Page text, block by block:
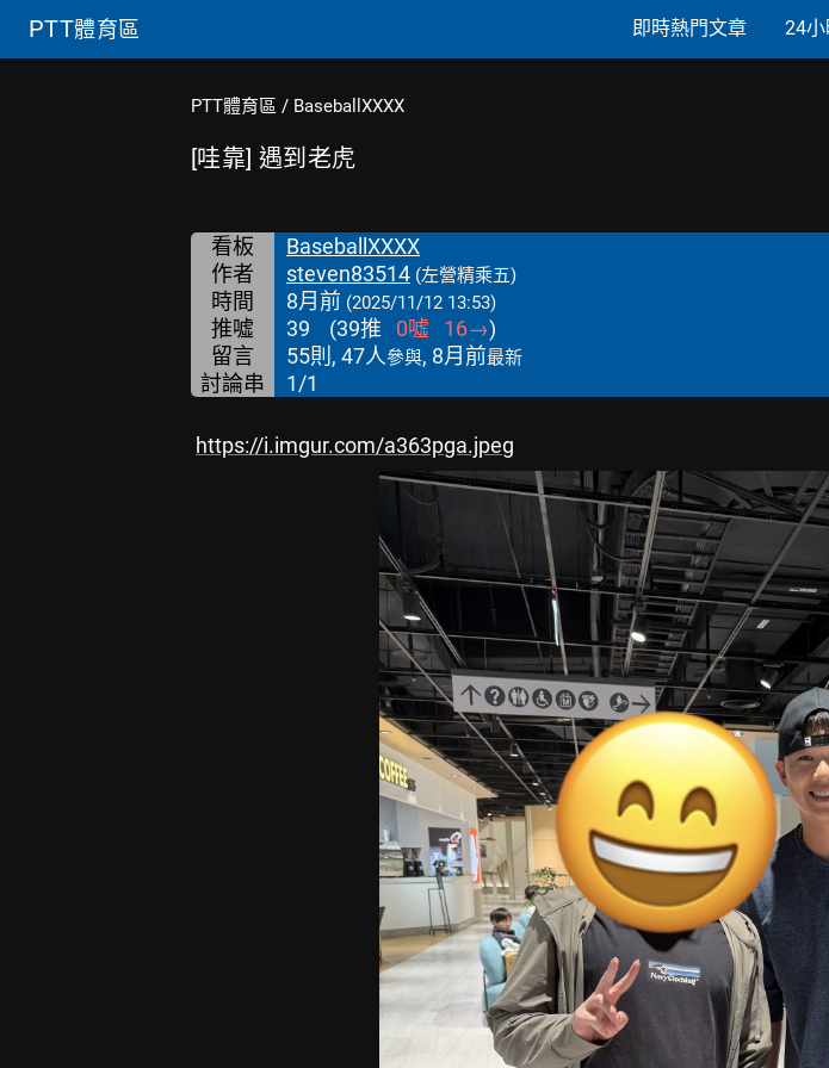
PTT體育區 即時熱門文章 24
PTT體育區 / BaseballXXXX
[哇靠] 遇到老虎
看板
BaseballXXXX
作者
steven83514 (左營精乘五)
時間 8月前 (2025/11/12 13:53)
推噓 39 (39推 0噓 16→)
留言
55則, 47人參與, 8月前最新
討論串 1/1
https://i.imgur.com/a363pga.jpeg